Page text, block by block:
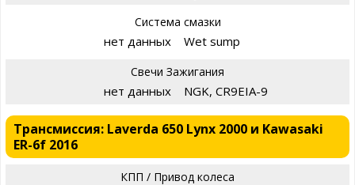
Система смазки
нет данных Wet sump
Свечи Зажигания
нет данных NGK, CR9EIA-9
Трансмиссия: Laverda 650 Lynx 2000 и Kawasaki
ER-6f 2016
КПП / Привод колеса